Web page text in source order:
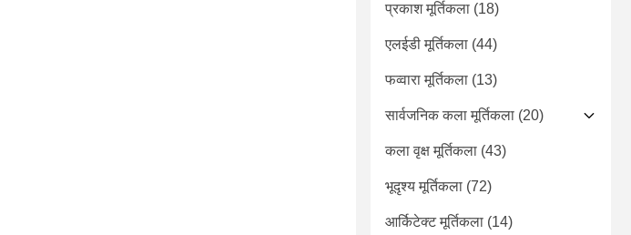
प्रकाश मूर्तिकला (18)
एलईडी मूर्तिकला (44)
फव्वारा मूर्तिकला (13)
सार्वजनिक कला मूर्तिकला (20)
कला वृक्ष मूर्तिकला (43)
भूदृश्य मूर्तिकला (72)
आर्किटेक्ट मूर्तिकला (14)